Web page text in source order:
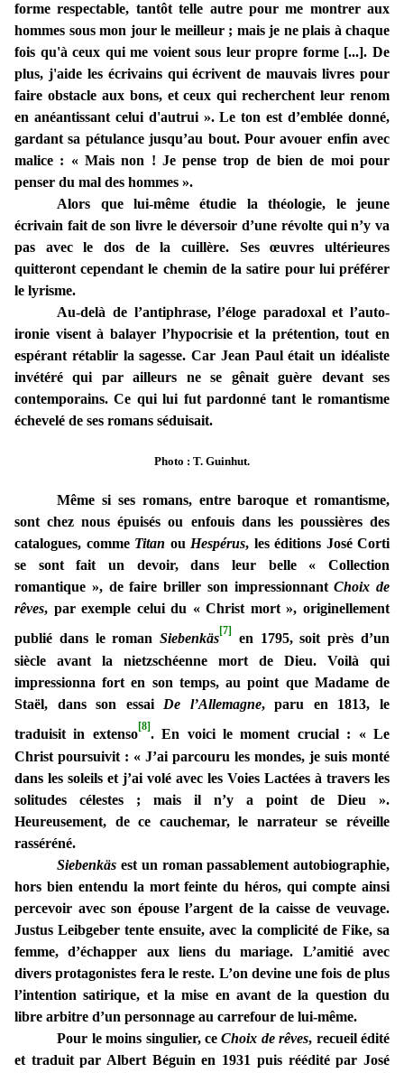
forme respectable, tantôt telle autre pour me montrer aux
hommes sous mon jour le meilleur ; mais je ne plais à chaque
fois qu'à ceux qui me voient sous leur propre forme [...]. De
plus, j'aide les écrivains qui écrivent de mauvais livres pour
faire obstacle aux bons, et ceux qui recherchent leur renom
en anéantissant celui d'autrui ». Le ton est d’emblée donné,
gardant sa pétulance jusqu’au bout. Pour avouer enfin avec
malice : « Mais non ! Je pense trop de bien de moi pour
penser du mal des hommes ».
Alors que lui-même étudie la théologie, le jeune
écrivain fait de son livre le déversoir d’une révolte qui n’y va
pas avec le dos de la cuillère. Ses œuvres ultérieures
quitteront cependant le chemin de la satire pour lui préférer
le lyrisme.
Au-delà de l’antiphrase, l’éloge paradoxal et l’auto-
ironie visent à balayer l’hypocrisie et la prétention, tout en
espérant rétablir la sagesse. Car Jean Paul était un idéaliste
invétéré qui par ailleurs ne se gênait guère devant ses
contemporains. Ce qui lui fut pardonné tant le romantisme
échevelé de ses romans séduisait.
Photo : T. Guinhut.
Même si ses romans, entre baroque et romantisme,
sont chez nous épuisés ou enfouis dans les poussières des
catalogues, comme Titan ou Hespérus, les éditions José Corti
se sont fait un devoir, dans leur belle « Collection
romantique », de faire briller son impressionnantChoix de
rêves, par exemple celui du « Christ mort », originellement
publié dans le romanSiebenkäs[7]
en 1795, soit près d’un
siècle avant la nietzschéenne mort de Dieu. Voilà qui
impressionna fort en son temps, au point que Madame de
Staël, dans son essai De l’Allemagne, paru en 1813, le
traduisit in extenso[8]. En voici le moment crucial : « Le
Christ poursuivit : « J’ai parcouru les mondes, je suis monté
dans les soleils et j’ai volé avec les Voies Lactées à travers les
solitudes célestes ; mais il n’y a point de Dieu ».
Heureusement, de ce cauchemar, le narrateur se réveille
rasséréné.
Siebenkäs est un roman passablement autobiographie,
hors bien entendu la mort feinte du héros, qui compte ainsi
percevoir avec son épouse l’argent de la caisse de veuvage.
Justus Leibgeber tente ensuite, avec la complicité de Fike, sa
femme, d’échapper aux liens du mariage. L’amitié avec
divers protagonistes fera le reste. L’on devine une fois de plus
l’intention satirique, et la mise en avant de la question du
libre arbitre d’un personnage au carrefour de lui-même.
Pour le moins singulier, ceChoix de rêves, recueil édité
et traduit par Albert Béguin en 1931 puis réédité par José